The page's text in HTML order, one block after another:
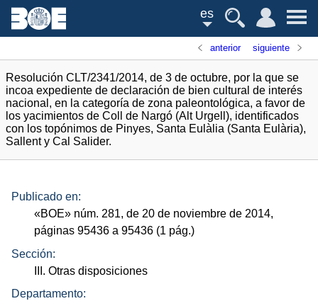
es
anterior siguiente
Resolución CLT/2341/2014, de 3 de octubre, por la que se
incoa expediente de declaración de bien cultural de interés
nacional, en la categoría de zona paleontológica, a favor de
los yacimientos de Coll de Nargó (Alt Urgell), identificados
con los topónimos de Pinyes, Santa Eulàlia (Santa Eulària),
Sallent y Cal Salider.
Publicado en:
«BOE» núm. 281, de 20 de noviembre de 2014,
páginas 95436 a 95436 (1 pág.)
Sección:
III. Otras disposiciones
Departamento: